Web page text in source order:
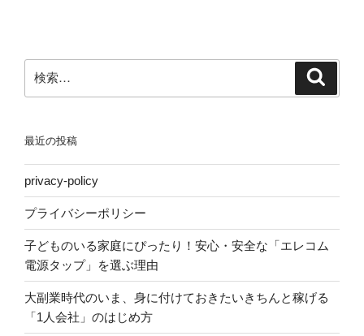
索:
最近の投稿
privacy-policy
プライバシーポリシー
子どものいる家庭にぴったり！安心・安全な「エレコム
電源タップ」を選ぶ理由
大副業時代のいま、身に付けておきたいきちんと稼げる
「1人会社」のはじめ方